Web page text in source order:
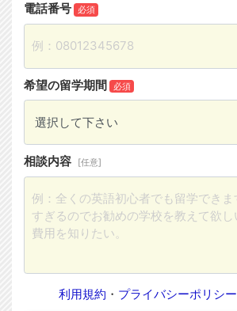
電話番号 必須
希望の留学期間 必須
相談内容 [任意]
利用規約 ・ プライバシーポリシー